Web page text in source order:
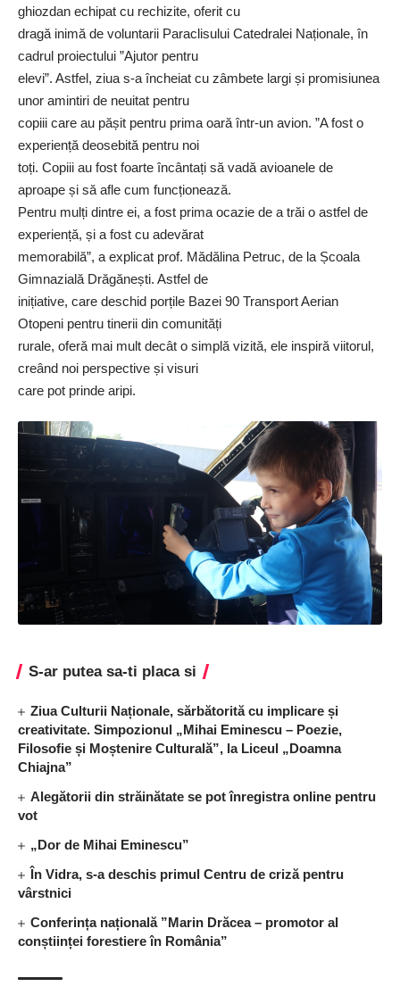
ghiozdan echipat cu rechizite, oferit cu
dragă inimă de voluntarii Paraclisului Catedralei Naționale, în
cadrul proiectului ”Ajutor pentru
elevi”. Astfel, ziua s-a încheiat cu zâmbete largi și promisiunea
unor amintiri de neuitat pentru
copiii care au pășit pentru prima oară într-un avion. ”A fost o
experiență deosebită pentru noi
toți. Copiii au fost foarte încântați să vadă avioanele de
aproape și să afle cum funcționează.
Pentru mulți dintre ei, a fost prima ocazie de a trăi o astfel de
experiență, și a fost cu adevărat
memorabilă”, a explicat prof. Mădălina Petruc, de la Școala
Gimnazială Drăgănești. Astfel de
inițiative, care deschid porțile Bazei 90 Transport Aerian
Otopeni pentru tinerii din comunități
rurale, oferă mai mult decât o simplă vizită, ele inspiră viitorul,
creând noi perspective și visuri
care pot prinde aripi.
S-ar putea sa-ti placa si
Ziua Culturii Naționale, sărbătorită cu implicare și
creativitate. Simpozionul „Mihai Eminescu – Poezie,
Filosofie și Moștenire Culturală”, la Liceul „Doamna
Chiajna”
Alegătorii din străinătate se pot înregistra online pentru
vot
„Dor de Mihai Eminescu”
În Vidra, s-a deschis primul Centru de criză pentru
vârstnici
Conferința națională ”Marin Drăcea – promotor al
conștiinței forestiere în România”